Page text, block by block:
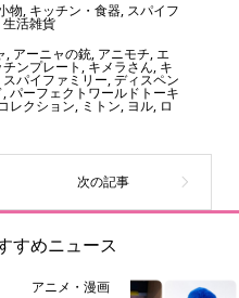
物, キッチン・食器, スパイフ
生活雑貨
, アーニャの銃, アニモチ,エ
チンプレート, キメラさん, キ
スパイファミリー,ディスペン
,パーフェクトワールドトーキ
レクション, ミトン, ヨル, ロ
すめニュース
アニメ・漫画